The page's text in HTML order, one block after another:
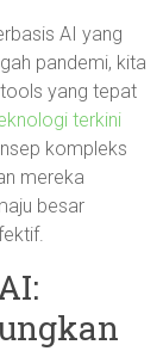
AI yang
pandemi, kita
yang tepat
terkini
kompleks
mereka
besar